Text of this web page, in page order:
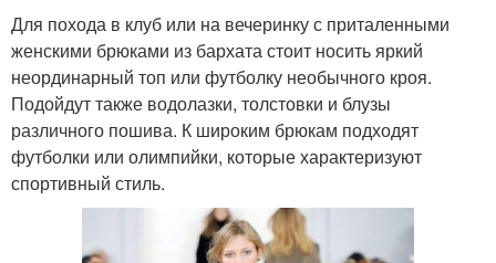
Для похода в клуб или на вечеринку с приталенными
женскими брюками из бархата стоит носить яркий
неординарный топ или футболку необычного кроя.
Подойдут также водолазки, толстовки и блузы
различного пошива. К широким брюкам подходят
футболки или олимпийки, которые характеризуют
спортивный стиль.